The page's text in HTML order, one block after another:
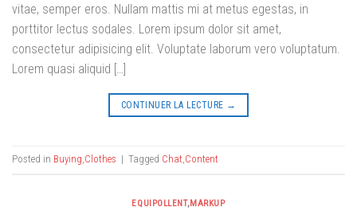
vitae, semper eros. Nullam mattis mi at metus egestas, in
porttitor lectus sodales. Lorem ipsum dolor sit amet,
consectetur adipisicing elit. Voluptate laborum vero voluptatum.
Lorem quasi aliquid […]
CONTINUER LA LECTURE →
Posted in Buying,Clothes | Tagged Chat,Content
EQUIPOLLENT,MARKUP